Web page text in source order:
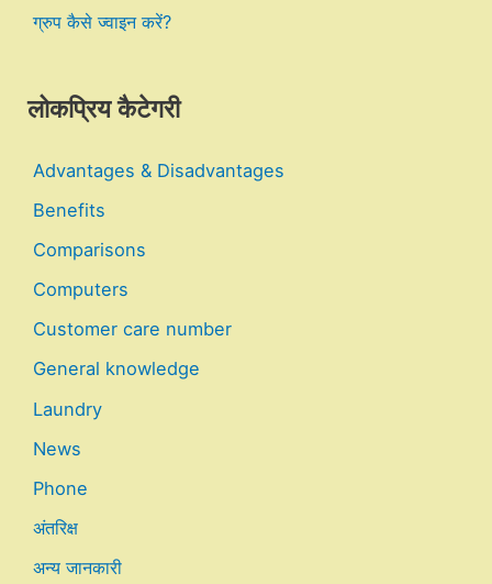
ग्रुप कैसे ज्वाइन करें?
लोकप्रिय कैटेगरी
Advantages & Disadvantages
Benefits
Comparisons
Computers
Customer care number
General knowledge
Laundry
News
Phone
अंतरिक्ष
अन्य जानकारी